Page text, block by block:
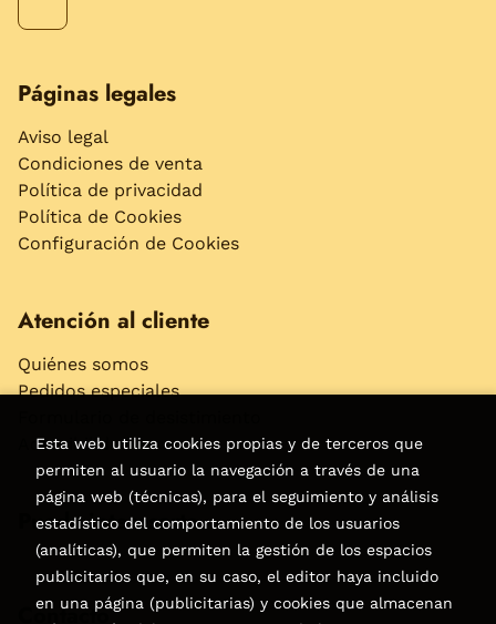
Páginas legales
Aviso legal
Condiciones de venta
Política de privacidad
Política de Cookies
Configuración de Cookies
Atención al cliente
Quiénes somos
Pedidos especiales
Accesibilidad
Puede interesarte
Contacto
Esta web utiliza cookies propias y de terceros que
permiten al usuario la navegación a través de una
página web (técnicas), para el seguimiento y análisis
estadístico del comportamiento de los usuarios
(analíticas), que permiten la gestión de los espacios
publicitarios que, en su caso, el editor haya incluido
en una página (publicitarias) y cookies que almacenan